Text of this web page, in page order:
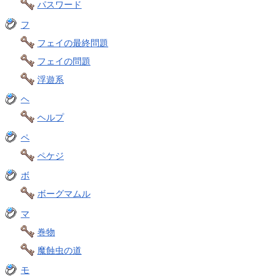
パスワード
フ
フェイの最終問題
フェイの問題
浮遊系
ヘ
ヘルプ
ペ
ペケジ
ボ
ボーグマムル
マ
巻物
魔蝕虫の道
モ